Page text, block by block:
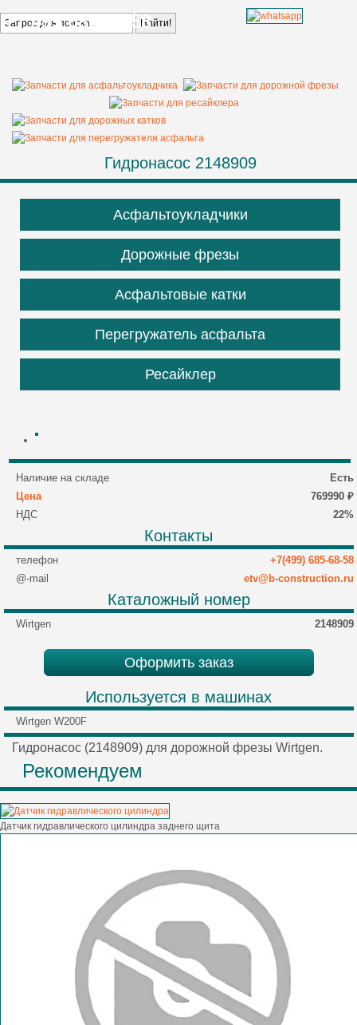
+7 499 685 68 58
Гидронасос 2148909
Асфальтоукладчики
Дорожные фрезы
Асфальтовые катки
Перегружатель асфальта
Ресайклер
Наличие на складе
Есть
Цена
769990 ₽
НДС
22%
Контакты
телефон
+7(499) 685-68-58
@-mail
etv@b-construction.ru
Каталожный номер
Wirtgen 2148909
Оформить заказ
Используется в машинах
Wirtgen W200F
Гидронасос (2148909) для дорожной фрезы Wirtgen.
Рекомендуем
Датчик гидравлического цилиндра заднего щита